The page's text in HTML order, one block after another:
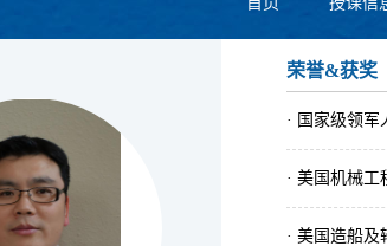
荣誉&获奖
· 国家级领军
· 美国机械
· 美国造船